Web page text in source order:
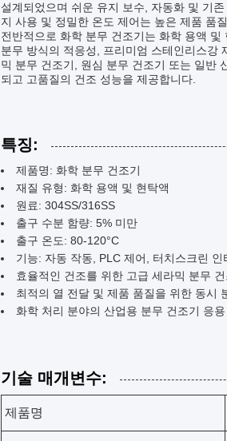
설계되었으며 쉬운 유지 보수, 자동화 및 기
지 사용 및 정밀한 온도 제어는 높은 제품 품
전반적으로 화학 분무 건조기는 화학 용액
분무 방식의 적응성, 프리미엄 스테인리스강
믹 분무 건조기, 원심 분무 건조기 또는 일반
되고 고품질의 건조 성능을 제공합니다.
특징:
제품명: 화학 분무 건조기
재질 유형: 화학 용액 및 현탁액
원료: 304SS/316SS
출구 수분 함량: 5% 미만
출구 온도: 80-120°C
기능: 자동 작동, PLC 제어, 터치스크린 인
효율적인 건조를 위한 고급 세라믹 분무
최적의 열 전달 및 제품 품질을 위한 동시
화학 처리 분야의 산업용 분무 건조기 응
기술 매개변수:
제품명